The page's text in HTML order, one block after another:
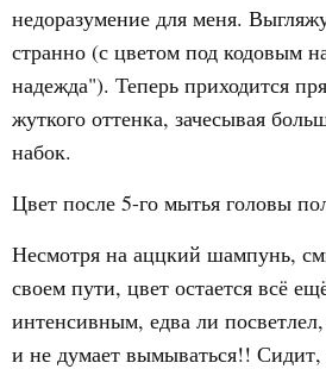
недоразумение для меня.
странно (с цветом под кодовым
надежда"). Теперь приходится
жуткого оттенка, зачесывая
набок.
Цвет после 5-го мытья головы
Несмотря на аццкий шампунь,
своем пути, цвет остается всё
интенсивным, едва ли
и не думает вымываться!!